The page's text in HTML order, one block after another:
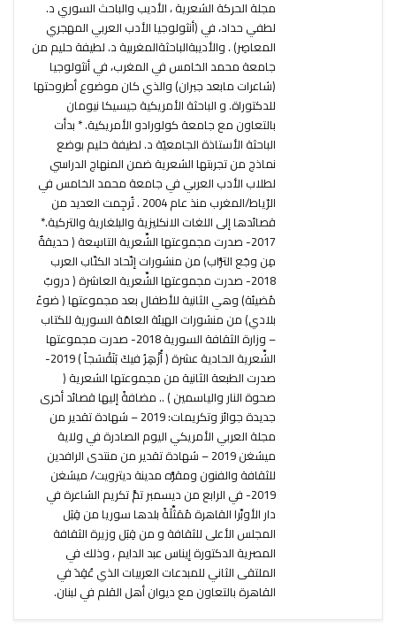
مجلة الحركة الشعرية ، الأديب والباحث السوري د.
لطفي حداد، في (أنثولوجيا الأدب العربي المهجري
المعاصِر) . والأديبةالباحثةالمغربية د. لطيفة حليم من
جامعة محمد الخامس في المغرب، في أنثولوجيا
(شاعرات مابعد جبران) والذي كان موضوع أطروحتها
للدكتوراة. و الباحثة الأمريكية جيسيكا نيومان
بالتعاون مع جامعة كولورادو الأمريكية. * بدأت
الباحثة الأستاذة الجامعيّة د. لطيفة حليم بوضع
نماذج من تجربتها الشعرية ضمن المنهاج الدراسي
لطلاب الأدب العربي في جامعة محمد الخامس في
الرّياط/المغرب منذ عام 2004 . تُرجِمت العديد من
قصائدها إلى اللغات الانكليزية والبلغارية والتركية.*
2017- صدرت مجموعتها الشِّعرية التاسِعة ( حديقةٌ
مِن وجَع التُّراب) من منشورات إتّحاد الكتّاب العرب
2018- صدرت مجموعتها الشِّعرية العاشرة ( دروبٌ
مُضيئة) وهي الثانية للأطفال بعد مجموعتها ( ضوءُ
بلادي) من منشورات الهيئة العامّة السورية للكتاب
– وزارة الثقافة السورية 2018- صدرت مجموعتها
الشِّعرية الحادية عشرة ( أُزْهِرُ فيكَ بَنَفْسَجاً ) 2019-
صدرت الطبعة الثانية من مجموعتها الشعرية (
صحوة النار والياسمين ) .. مضافةً إليها قصائد أخرى
جديدة جوائز وتكريمات: 2019 – شهادة تقدير من
مجلة العربي الأمريكي اليوم الصادرة في ولاية
ميشغن 2019 – شهادة تقدير من منتدى الرافدين
للثقافة والفنون ومقرُّه مدينة ديترويت/ ميشغن
2019- في الرابع من ديسمبر تمَّ تكريم الشاعرة في
دار الأوبِّرا القاهرة مُمَثِّلَةً بلدها سوريا من قِبَل
المجلس الأعلى للثقافة و من قِبَل وزيرة الثقافة
المصرية الدكتورة إيناس عبد الدايم ، وذلك في
الملتقى الثاني للمبدعات العربيات الذي عُقِدَ في
القاهرة بالتعاون مع ديوان أهل القلم في لبنان.